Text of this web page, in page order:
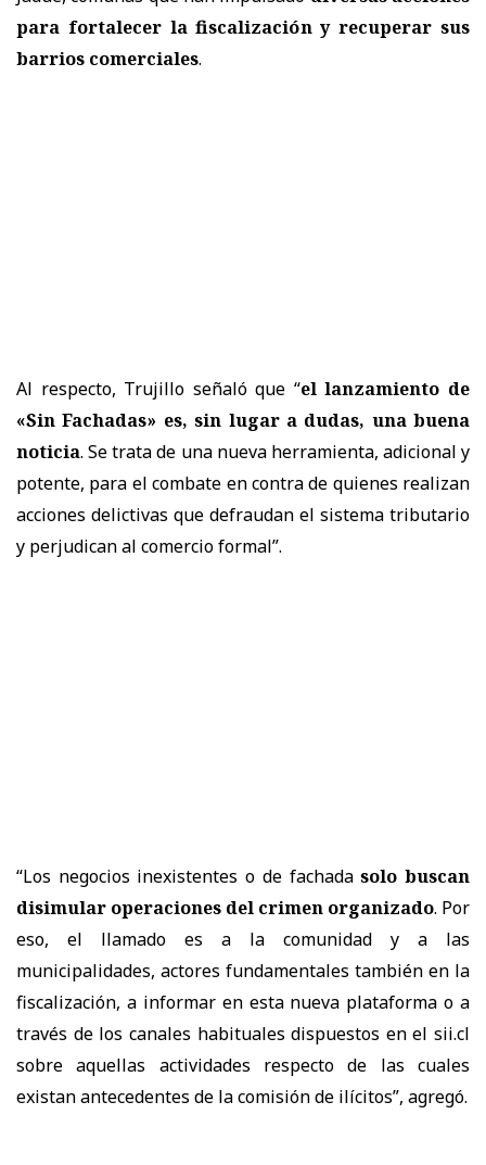
para fortalecer la fiscalización y recuperar sus
barrios comerciales.
Al respecto, Trujillo señaló que “el lanzamiento de
«Sin Fachadas» es, sin lugar a dudas, una buena
noticia. Se trata de una nueva herramienta, adicional y
potente, para el combate en contra de quienes realizan
acciones delictivas que defraudan el sistema tributario
y perjudican al comercio formal”.
“Los negocios inexistentes o de fachadasolo buscan
disimular operaciones del crimen organizado. Por
eso, el llamado es a la comunidad y a las
municipalidades, actores fundamentales también en la
fiscalización, a informar en esta nueva plataforma o a
través de los canales habituales dispuestos en el sii.cl
sobre aquellas actividades respecto de las cuales
existan antecedentes de la comisión de ilícitos”, agregó.